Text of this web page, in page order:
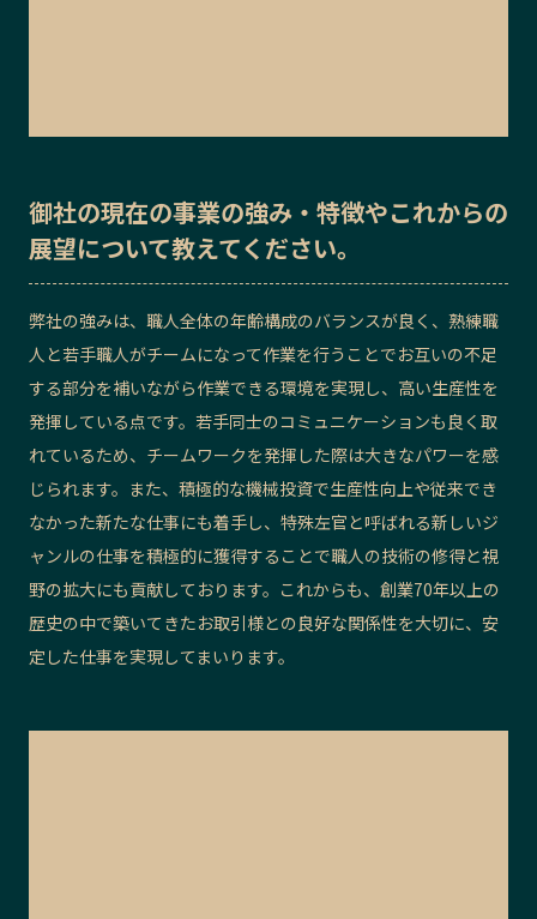
御社の現在の事業の強み・特徴やこれからの
展望について教えてください。
弊社の強みは、職人全体の年齢構成のバランスが良く、熟練職
人と若手職人がチームになって作業を行うことでお互いの不足
する部分を補いながら作業できる環境を実現し、高い生産性を
発揮している点です。若手同士のコミュニケーションも良く取
れているため、チームワークを発揮した際は大きなパワーを感
じられます。また、積極的な機械投資で生産性向上や従来でき
なかった新たな仕事にも着手し、特殊左官と呼ばれる新しいジ
ャンルの仕事を積極的に獲得することで職人の技術の修得と視
野の拡大にも貢献しております。これからも、創業70年以上の
歴史の中で築いてきたお取引様との良好な関係性を大切に、安
定した仕事を実現してまいります。